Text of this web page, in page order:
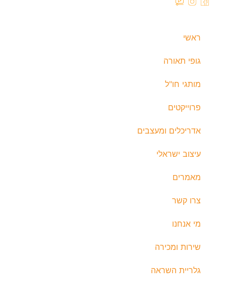
ראשי
גופי תאורה
מותגי חו"ל
פרוייקטים
אדריכלים ומעצבים
עיצוב ישראלי
מאמרים
צרו קשר
מי אנחנו
שירות ומכירה
גלריית השראה